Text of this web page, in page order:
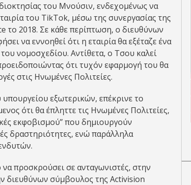
του Μνούσιν, ενδεχομένως να
του TikTok, μέσω της συνεργασίας της
το 2018. Σε κάθε περίπτωση, ο διευθύνων
να εννοηθεί ότι η εταιρία θα εξέταζε ένα
νομοσχεδίου. Αντίθετα, ο Τσου καλεί
ότι τυχόν εφαρμογή του θα
στις Ηνωμένες Πολιτείες.
εξωτερικών, επέκρινε το
ότι θα έπληττε τις Ηνωμένες Πολιτείες,
εκφοβισμού” που δημιουργούν
δραστηριότητες, ενώ παράλληλα
προσκρούσει σε ανταγωνιστές, στην
διευθύνων σύμβουλος της Activision